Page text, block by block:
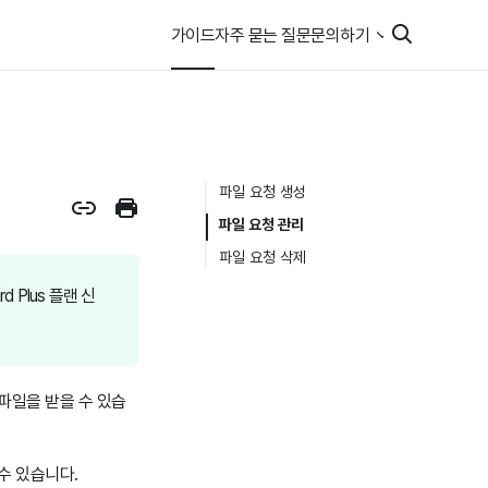
가이드자주 묻는 질문문의하기
Plus 플랜 신
일을 받을 수 있습
있습니다.
파일 요청 생성
파일 요청 관리
파일 요청 삭제